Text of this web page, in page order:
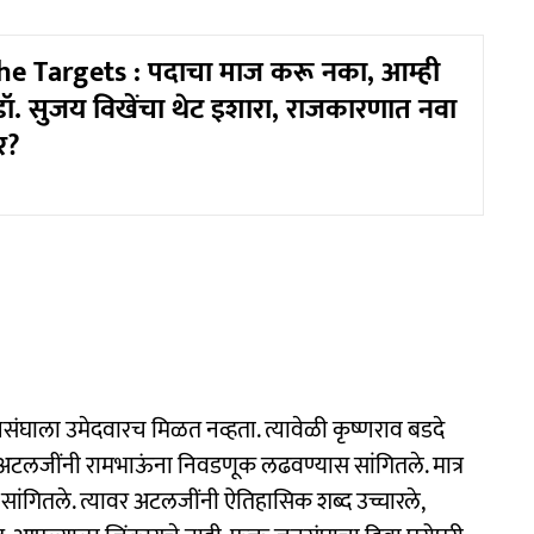
Targets : पदाचा माज करू नका, आम्ही
सुजय विखेंचा थेट इशारा, राजकारणात नवा
उमेदवारच मिळत नव्हता. त्यावेळी कृष्णराव बडदे
रामभाऊंना निवडणूक लढवण्यास सांगितले. मात्र
त्यावर अटलजींनी ऐतिहासिक शब्द उच्चारले,